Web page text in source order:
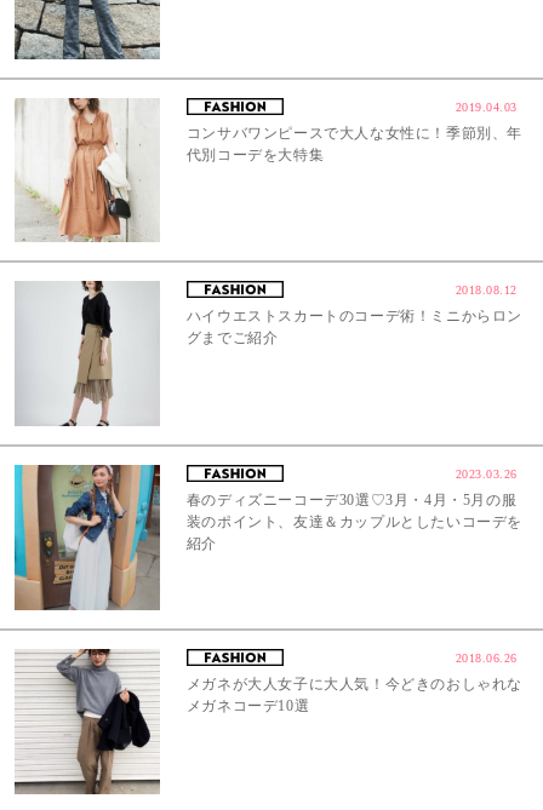
2019.04.03
コンサバワンピースで大人な女性に！季節別、年
代別コーデを大特集
2018.08.12
ハイウエストスカートのコーデ術！ミニからロン
グまでご紹介
2023.03.26
春のディズニーコーデ30選♡3月・4月・5月の服
装のポイント、友達＆カップルとしたいコーデを
紹介
2018.06.26
メガネが大人女子に大人気！今どきのおしゃれな
メガネコーデ10選